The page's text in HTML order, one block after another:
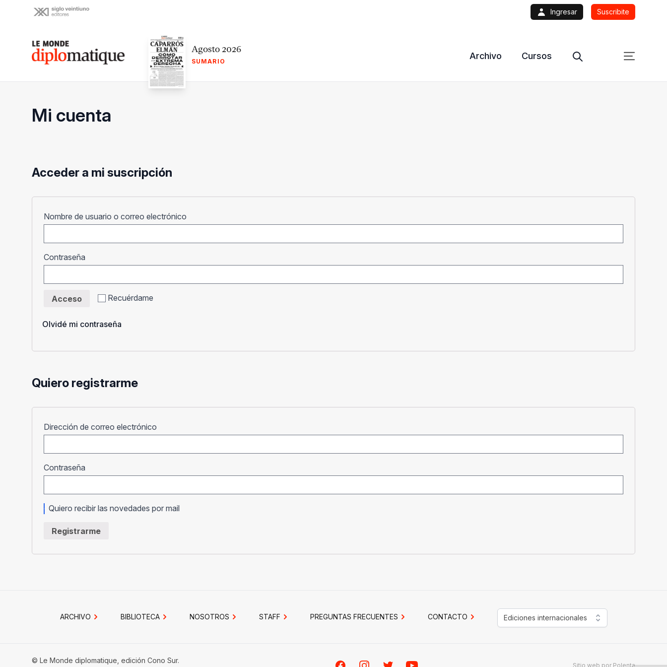
Ingresar Suscribite
Le monde diplomatique Agosto 2026
SUMARIO
Archivo Cursos
Mi cuenta
Acceder a mi suscripción
Nombre de usuario o correo electrónico
Contraseña
Recuérdame
Acceso
Olvidé mi contraseña
Quiero registrarme
Dirección de correo electrónico
Contraseña
Quiero recibir las novedades por mail
Registrarme
ARCHIVO BIBLIOTECA NOSOTROS STAFF PREGUNTAS FRECUENTES CONTACTO Ediciones internacionales
© Le Monde diplomatique, edición Cono Sur.
Sitio web por Polenta